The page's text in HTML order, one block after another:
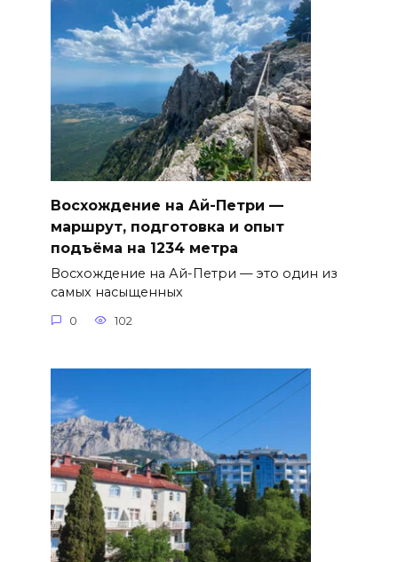
Восхождение на Ай-Петри —
маршрут, подготовка и опыт
подъёма на 1234 метра
Восхождение на Ай-Петри — это один из
самых насыщенных
0 102